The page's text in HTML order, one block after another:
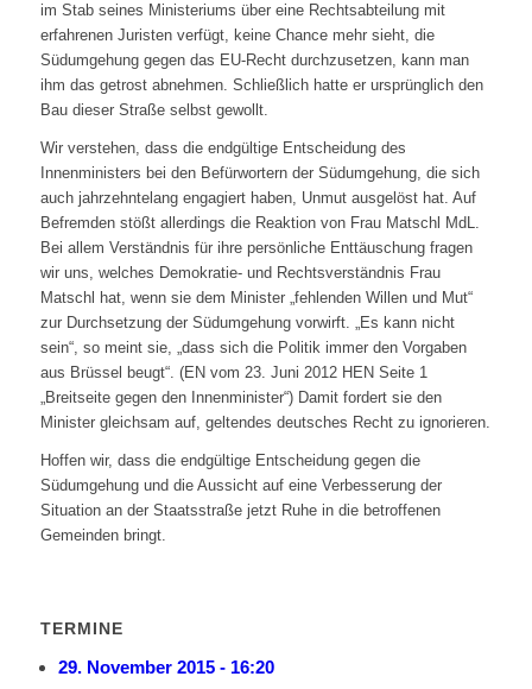
im Stab seines Ministeriums über eine Rechtsabteilung mit
erfahrenen Juristen verfügt, keine Chance mehr sieht, die
Südumgehung gegen das EU-Recht durchzusetzen, kann man
ihm das getrost abnehmen. Schließlich hatte er ursprünglich den
Bau dieser Straße selbst gewollt.
Wir verstehen, dass die endgültige Entscheidung des
Innenministers bei den Befürwortern der Südumgehung, die sich
auch jahrzehntelang engagiert haben, Unmut ausgelöst hat. Auf
Befremden stößt allerdings die Reaktion von Frau Matschl MdL.
Bei allem Verständnis für ihre persönliche Enttäuschung fragen
wir uns, welches Demokratie- und Rechtsverständnis Frau
Matschl hat, wenn sie dem Minister „fehlenden Willen und Mut“
zur Durchsetzung der Südumgehung vorwirft. „Es kann nicht
sein“, so meint sie, „dass sich die Politik immer den Vorgaben
aus Brüssel beugt“. (EN vom 23. Juni 2012 HEN Seite 1
„Breitseite gegen den Innenminister“) Damit fordert sie den
Minister gleichsam auf, geltendes deutsches Recht zu ignorieren.
Hoffen wir, dass die endgültige Entscheidung gegen die
Südumgehung und die Aussicht auf eine Verbesserung der
Situation an der Staatsstraße jetzt Ruhe in die betroffenen
Gemeinden bringt.
TERMINE
29. November 2015 - 16:20